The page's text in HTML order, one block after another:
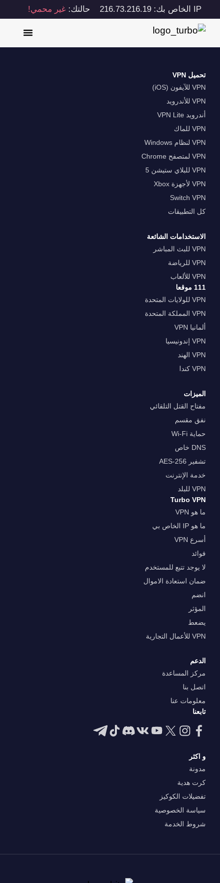
IP الخاص بك: 216.73.216.19 حالتك: غير محمي!
تحميل VPN
VPN للآيفون (iOS)
VPN للأندرويد
أندرويد VPN Lite
VPN للماك
VPN لنظام Windows
VPN لمتصفح Chrome
VPN للبلاي ستيشن 5
VPN لأجهزة Xbox
Switch VPN
كل التطبيقات
الاستخدامات الشائعة
VPN للبث المباشر
VPN للرياضة
VPN للألعاب
111 موقعا
VPN للولايات المتحدة
VPN المملكة المتحدة
ألمانيا VPN
VPN إندونيسيا
VPN الهند
VPN كندا
الميزات
مفتاح القتل التلقائي
نفق مقسم
حماية Wi-Fi
DNS خاص
تشفير AES-256
خدمة الإنترنت
VPN للبلد
Turbo VPN
ما هو VPN
ما هو IP الخاص بي
أسرع VPN
فوائد
لا يوجد تتبع للمستخدم
ضمان استعادة الاموال
انضم
المؤثر
يضعط
VPN للأعمال التجارية
الدعم
مركز المساعدة
اتصل بنا
معلومات عنا
تابعنا
و اكثر
مدونة
كرت هدية
تفضيلات الكوكيز
سياسة الخصوصية
شروط الخدمة